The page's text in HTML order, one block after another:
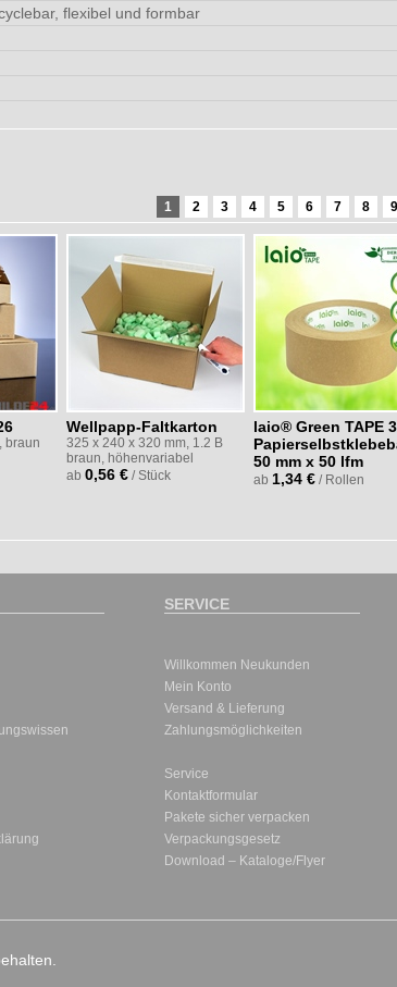
flexibel und formbar
braun
Wellpapp-Faltkarton
325 x 240 x 320 mm, 1.2 B
braun, höhenvariabel
ab 0,56 € / Stück
laio® Green TAPE
50 mm x 50 lfm
ab 1,34 € / Rollen
1 2 3 4 5 6 7 8 9
SERVICE
Willkommen Neukunden
Mein Konto
Versand & Lieferung
Zahlungsmöglichkeiten
Service
Kontaktformular
Pakete sicher verpacken
Verpackungsgesetz
Download – Kataloge/Flyer